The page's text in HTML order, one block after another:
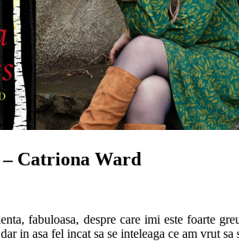
– Catriona Ward
fabuloasa, despre care imi este foarte
in asa fel incat sa se inteleaga ce am vrut sa